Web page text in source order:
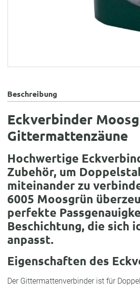
Beschreibung
Eckverbinder
Gittermattenzäune
Hochwertige
Zubehör, um
miteinander zu
6005 Moosgrün
perfekte
Beschichtung, die sich
anpasst.
Eigenschaften des
Der Gittermattenverbinder ist für